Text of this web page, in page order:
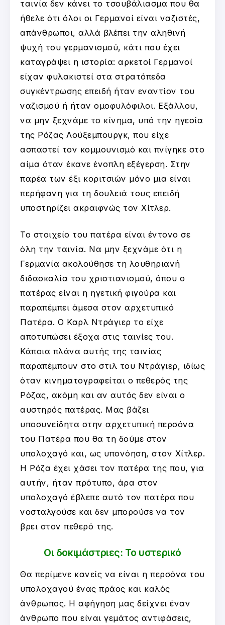
ταινία δεν κάνει το τσουβάλιασμα που θα
ήθελε ότι όλοι οι Γερμανοί είναι ναζιστές,
απάνθρωποι, αλλά βλέπει την αληθινή
ψυχή του γερμανισμού, κάτι που έχει
καταγράψει η ιστορία: αρκετοί Γερμανοί
είχαν φυλακιστεί στα στρατόπεδα
συγκέντρωσης επειδή ήταν εναντίον του
ναζισμού ή ήταν ομοφυλόφιλοι. Εξάλλου,
να μην ξεχνάμε το κίνημα, υπό την ηγεσία
της Ρόζας Λούξεμπουργκ, που είχε
ασπαστεί τον κομμουνισμό και πνίγηκε στο
αίμα όταν έκανε ένοπλη εξέγερση. Στην
παρέα των έξι κοριτσιών μόνο μια είναι
περήφανη για τη δουλειά τους επειδή
υποστηρίζει ακραιφνώς τον Χίτλερ.
Το στοιχείο του πατέρα είναι έντονο σε
όλη την ταινία. Να μην ξεχνάμε ότι η
Γερμανία ακολούθησε τη λουθηριανή
διδασκαλία του χριστιανισμού, όπου ο
πατέρας είναι η ηγετική φιγούρα και
παραπέμπει άμεσα στον αρχετυπικό
Πατέρα. Ο Καρλ Ντράγιερ το είχε
αποτυπώσει έξοχα στις ταινίες του.
Κάποια πλάνα αυτής της ταινίας
παραπέμπουν στο στιλ του Ντράγιερ, ιδίως
όταν κινηματογραφείται ο πεθερός της
Ρόζας, ακόμη και αν αυτός δεν είναι ο
αυστηρός πατέρας. Μας βάζει
υποσυνείδητα στην αρχετυπική περσόνα
του Πατέρα που θα τη δούμε στον
υπολοχαγό και, ως υπονόηση, στον Χίτλερ.
Η Ρόζα έχει χάσει τον πατέρα της που, για
αυτήν, ήταν πρότυπο, άρα στον
υπολοχαγό έβλεπε αυτό τον πατέρα που
νοσταλγούσε και δεν μπορούσε να τον
βρει στον πεθερό της.
Οι δοκιμάστριες: Το υστερικό
Θα περίμενε κανείς να είναι η περσόνα του
υπολοχαγού ένας πράος και καλός
άνθρωπος. Η αφήγηση μας δείχνει έναν
άνθρωπο που είναι γεμάτος αντιφάσεις,